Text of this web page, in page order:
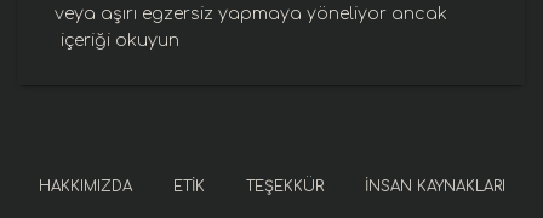
veya aşırı egzersiz yapmaya yöneliyor ancak
içeriği okuyun
HAKKIMIZDA ETIK TEŞEKKÜR İNSAN KAYNAKLARI